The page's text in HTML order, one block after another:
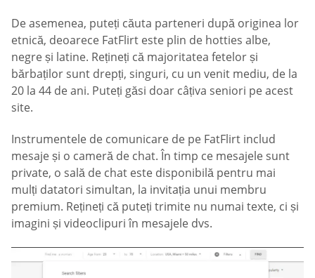
De asemenea, puteți căuta parteneri după originea lor
etnică, deoarece FatFlirt este plin de hotties albe,
negre și latine. Rețineți că majoritatea fetelor și
bărbaților sunt drepți, singuri, cu un venit mediu, de la
20 la 44 de ani. Puteți găsi doar câțiva seniori pe acest
site.
Instrumentele de comunicare de pe FatFlirt includ
mesaje și o cameră de chat. În timp ce mesajele sunt
private, o sală de chat este disponibilă pentru mai
mulți datatori simultan, la invitația unui membru
premium. Rețineți că puteți trimite nu numai texte, ci și
imagini și videoclipuri în mesajele dvs.